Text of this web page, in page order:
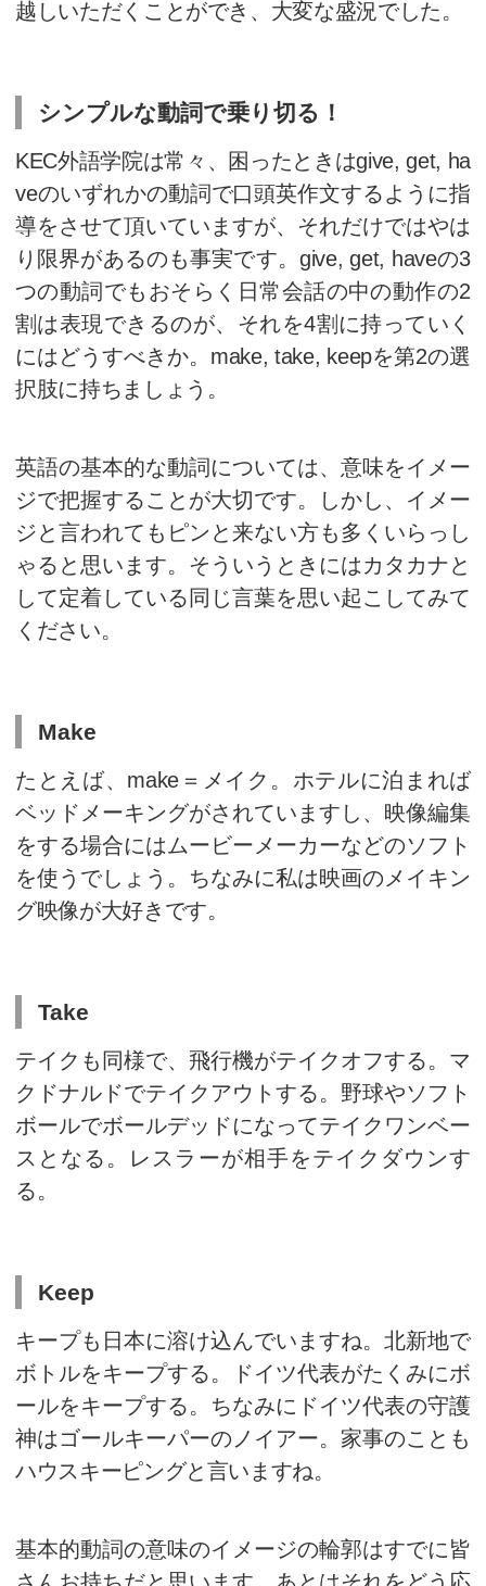
2シンプルな動詞で乗り切る
3Make
4Take
5Keep
無料セミナー、開催！
昨日の9/7（日）は梅田本校で午
校では午前の時間帯で”make,
公開セミナーを実施しました。
越しいただくことができ、大変
シンプルな動詞で乗り切る
KEC外語学院は常々、困ったと
veのいずれかの動詞で口頭英作
導をさせて頂いていますが、そ
にはどうすべきか。make, take,
択肢に持ちましょう。
ジで把握することが大切です。
ジと言われてもピンと来ない方
ゃると思います。そういうとき
して定着している同じ言葉を思
ください。